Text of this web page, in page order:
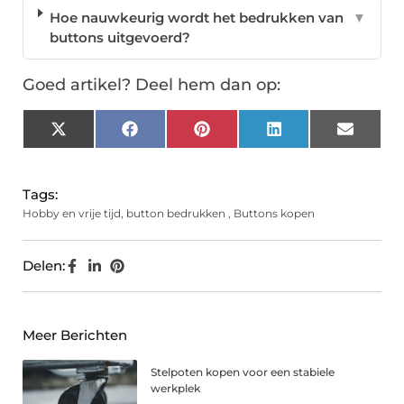
Hoe nauwkeurig wordt het bedrukken van
buttons uitgevoerd?
▼
Goed artikel? Deel hem dan op:
X
(Twitter)
FacebookPinterest LinkedIn Email
Tags:
Hobby en vrije tijd, button bedrukken , Buttons kopen
Delen:
Meer Berichten
Stelpoten kopen voor een stabiele
werkplek